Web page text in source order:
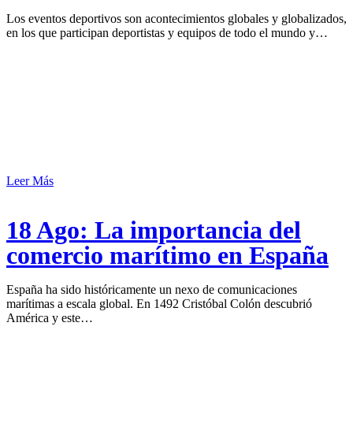
Los eventos deportivos son acontecimientos globales y globalizados,
en los que participan deportistas y equipos de todo el mundo y…
Leer Más
18 Ago: La importancia del
comercio marítimo en España
España ha sido históricamente un nexo de comunicaciones
marítimas a escala global. En 1492 Cristóbal Colón descubrió
América y este…